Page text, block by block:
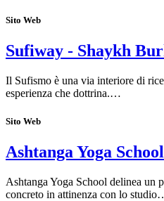
Sito Web
Sufiway - Shaykh
Il Sufismo è una via interiore di
esperienza che dottrina.…
Sito Web
Ashtanga Yoga School
Ashtanga Yoga School delinea un
concreto in attinenza con lo